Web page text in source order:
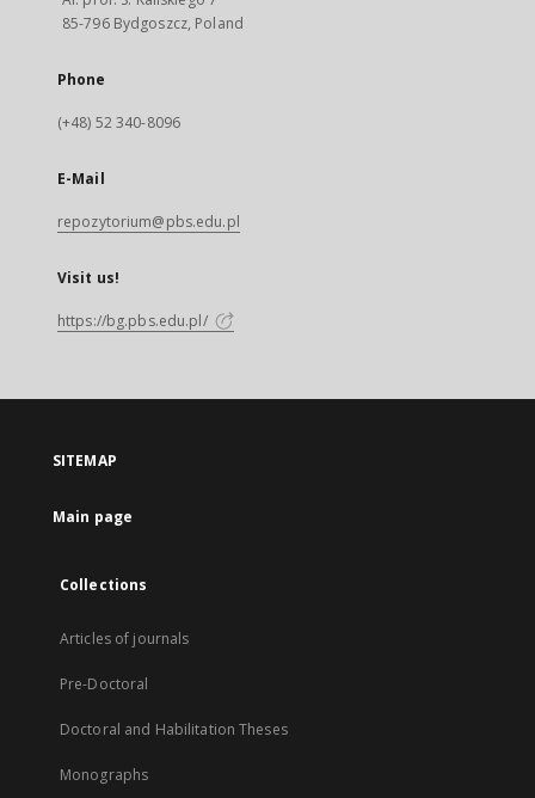
85-796 Bydgoszcz, Poland
Phone
(+48) 52 340-8096
E-Mail
repozytorium@pbs.edu.pl
Visit us!
https://bg.pbs.edu.pl/
SITEMAP
Main page
Collections
Articles of journals
Pre-Doctoral
Doctoral and Habilitation Theses
Monographs